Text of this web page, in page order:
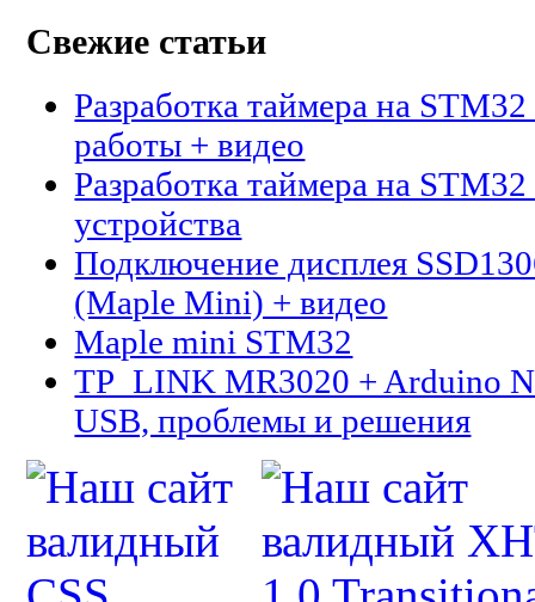
Свежие статьи
Разработка таймера на
работы + видео
Разработка таймера на
устройства
Подключение дисплея
(Maple Mini) + видео
Maple mini STM32
TP_LINK MR3020 + Arduino
USB, проблемы и решения